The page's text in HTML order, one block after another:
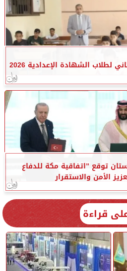
لطلاب الشهادة الإعدادية 2026
توقع ”اتفاقية مكة للدفاع
الأمن والاستقرار
قراءة